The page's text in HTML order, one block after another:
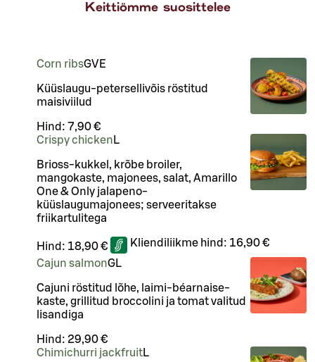
Keittiömme suosittelee
Corn ribsGVE
Küüslaugu-petersellivõis röstitud
maisiviilud
Hind: 7,90 €
Crispy chicken L
Brioss-kukkel, krõbe broiler,
mangokaste, majonees, salat, Amarillo
One & Only jalapeno-
küüslaugumajonees; serveeritakse
friikartulitega
Hind: 18,90 € Kliendiliikme hind: 16,90 €
Cajun salmonGL
Cajuni röstitud lõhe, laimi-béarnaise-
kaste, grillitud broccolini ja tomat valitud
lisandiga
Hind: 29,90 €
Chimichurri jackfruitL